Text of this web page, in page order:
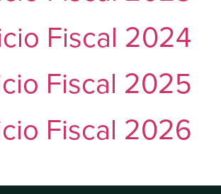
Fiscal 2024
Fiscal 2025
Fiscal 2026